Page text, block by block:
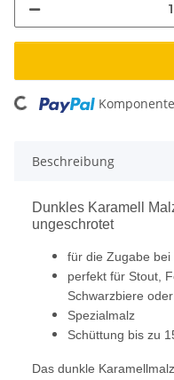
Beschreibung
Dunkles Karamell
ungeschrotet
für die Zugabe
perfekt für Stout,
Schwarzbiere
Spezialmalz
Schüttung bis zu
Das dunkle